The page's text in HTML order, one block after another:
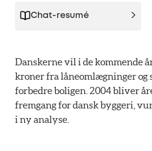
Chat-resumé
Danskerne vil i de kommende
kroner fra låneomlægninger og
forbedre boligen. 2004 bliver
fremgang for dansk byggeri,
i ny analyse.